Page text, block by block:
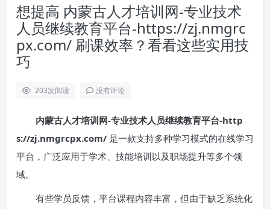
想提高 内蒙古人才培训网-专业技术
人员继续教育平台-https://zj.nmgrc
px.com/ 刷课效率？看看这些实用技
巧
203次阅读 没有评论
内蒙古人才培训网-专业技术人员继续教育平台-http
s://zj.nmgrcpx.com/ 是一款支持多种学习模式的在线学习
平台，广泛应用于学术、技能培训以及职场提升等多个领
域。
有些学员反馈，平台课程内容丰富，但由于缺乏系统化